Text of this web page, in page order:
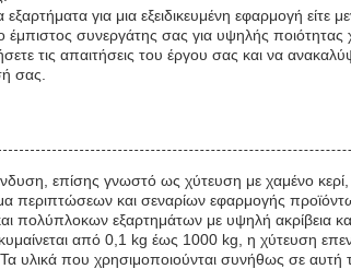
εξαρτήματα για μια εξειδικευμένη εφαρμογή
έμπιστος συνεργάτης σας για υψηλής ποιότητας
τις απαιτήσεις του έργου σας και να
σας.
επίσης γνωστό ως χύτευση με χαμένο
περιπτώσεων και σεναρίων εφαρμογής
πολύπλοκων εξαρτημάτων με υψηλή ακρίβεια
από 0,1 kg έως 1000 kg, η χύτευση
υλικά που χρησιμοποιούνται συνήθως σε